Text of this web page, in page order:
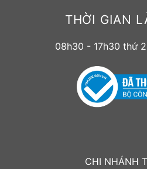
THỜI GIAN
08h30 - 17h30 thứ
CHI NHÁNH